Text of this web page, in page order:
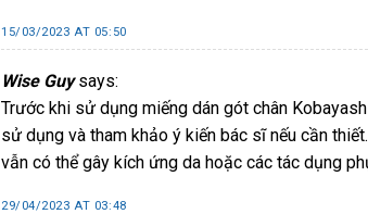
15/03/2023 AT 05:50
Wise Guy says:
Trước khi sử dụng miếng dán gót chân
sử dụng và tham khảo ý kiến ​​bác sĩ nếu cần
vẫn có thể gây kích ứng da hoặc các tác dụng
29/04/2023 AT 03:48